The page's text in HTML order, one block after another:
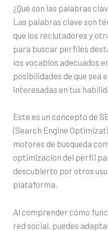
¿Qué son las palabras
Las palabras clave son
que los reclutadores y
para buscar perfiles
los vocablos adecuados
posibilidades de que sea
interesadas en tus
Este es un concepto de
(Search Engine
motores de búsqueda
optimización del perfil
descubierto por otros
plataforma.
Al comprender cómo
red social, puedes